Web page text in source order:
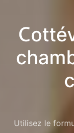
Utilisez le